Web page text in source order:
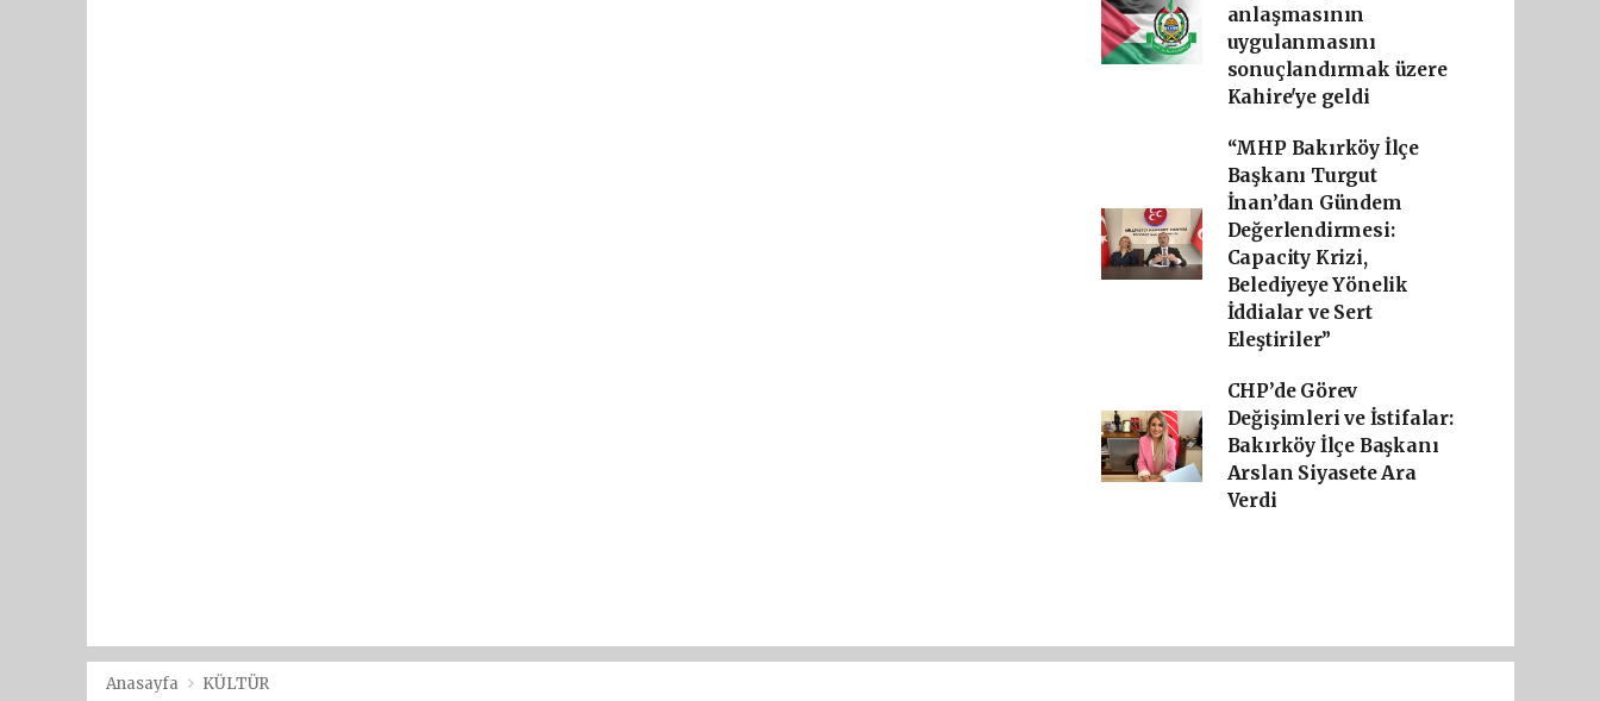
anlaşmasının
uygulanmasını
sonuçlandırmak üzere
Kahire'ye geldi
“MHP Bakırköy İlçe
Başkanı Turgut
İnan’dan Gündem
Değerlendirmesi:
Capacity Krizi,
Belediyeye Yönelik
İddialar ve Sert
Eleştiriler”
CHP’de Görev
Değişimleri ve İstifalar:
Bakırköy İlçe Başkanı
Arslan Siyasete Ara
Verdi
Anasayfa KÜLTÜR